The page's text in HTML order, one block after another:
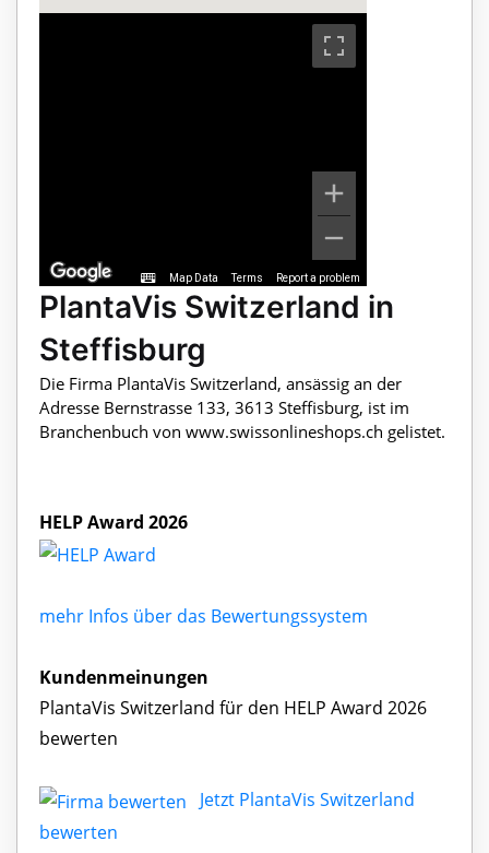
Map Data Terms Report a problem
PlantaVis Switzerland in
Steffisburg
Die Firma PlantaVis Switzerland, ansässig an der
Adresse Bernstrasse 133, 3613 Steffisburg, ist im
Branchenbuch von www.swissonlineshops.ch gelistet.
HELP Award 2026
mehr Infos über das Bewertungssystem
Kundenmeinungen
PlantaVis Switzerland für den HELP Award 2026
bewerten
Jetzt PlantaVis Switzerland
bewerten